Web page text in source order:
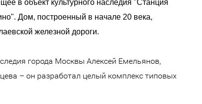
в объект культурного наследия "Станция
Дом, построенный в начале 20 века,
железной дороги.
города Москвы Алексей Емельянов,
– он разработал целый комплекс типовых